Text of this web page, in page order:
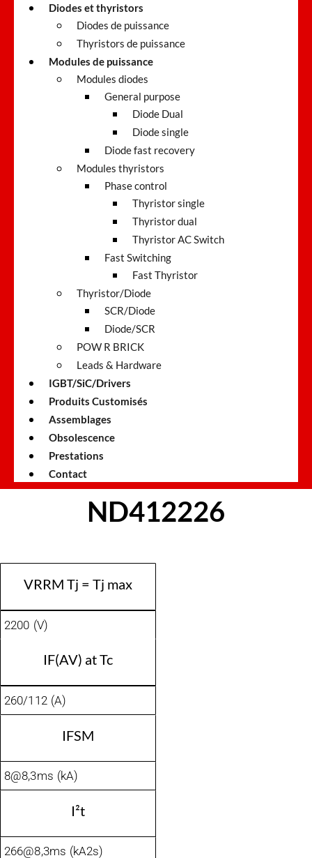
Diodes et thyristors
Diodes de puissance
Thyristors de puissance
Modules de puissance
Modules diodes
General purpose
Diode Dual
Diode single
Diode fast recovery
Modules thyristors
Phase control
Thyristor single
Thyristor dual
Thyristor AC Switch
Fast Switching
Fast Thyristor
Thyristor/Diode
SCR/Diode
Diode/SCR
POW R BRICK
Leads & Hardware
IGBT/SiC/Drivers
Produits Customisés
Assemblages
Obsolescence
Prestations
Contact
ND412226
VRRM Tj = Tj max
2200 (V)
IF(AV) at Tc
260/112 (A)
IFSM
8@8,3ms (kA)
I²t
266@8,3ms (kA2s)